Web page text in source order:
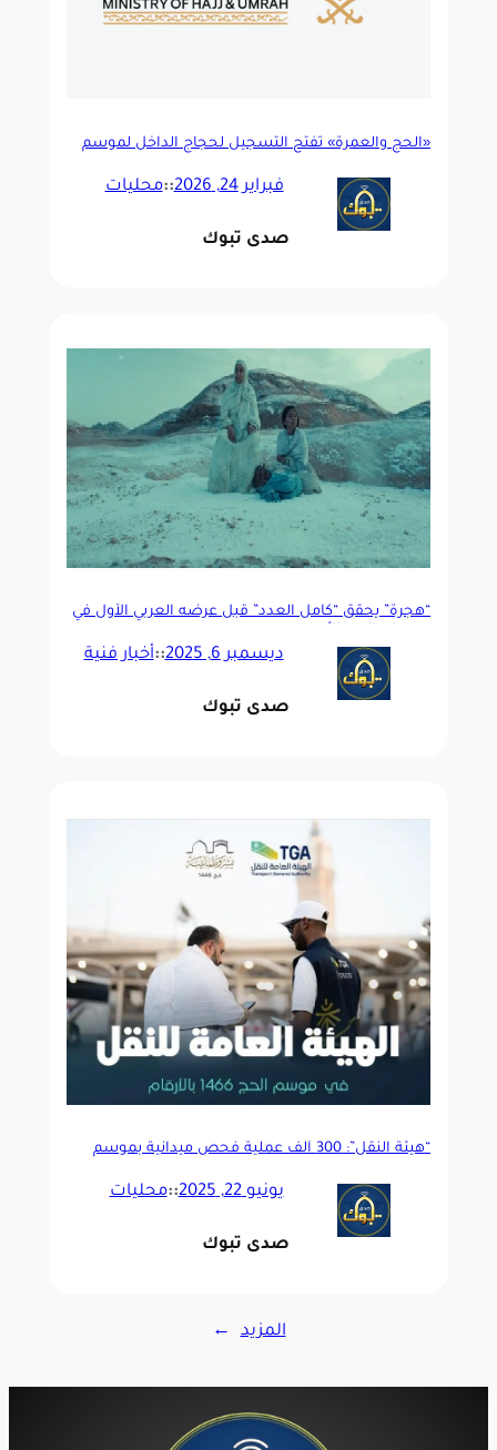
«الحج والعمرة» تفتح التسجيل لحجاج الداخل لموسم
فبراير 24, 2026 ::محليات
صدى تبوك
“هجرة” يحقق “كامل العدد” قبل عرضه العربي الأول في
ديسمبر 6, 2025 ::أخبار فنية
صدى تبوك
“هيئة النقل”: 300 ألف عملية فحص ميدانية بموسم
يونيو 22, 2025 ::محليات
صدى تبوك
المزيد →